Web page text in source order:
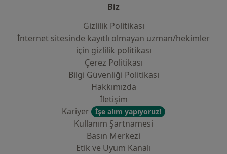
Biz
Gizlilik Politikası
İnternet sitesinde kayıtlı olmayan uzman/hekimler
i̇çin gizlilik politikası
Çerez Politikası
Bilgi Güvenliği Politikası
Hakkımızda
İletişim
Kariyer
İşe alım yapıyoruz!
Kullanım Şartnamesi
Basın Merkezi
Etik ve Uyum Kanalı